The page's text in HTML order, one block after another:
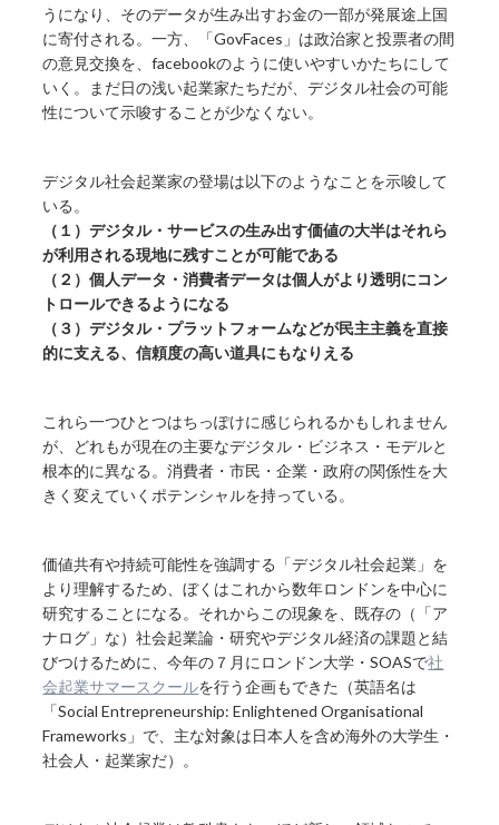
うになり、そのデータが生み出すお金の一部が発展途上国
に寄付される。一方、「GovFaces」は政治家と投票者の間
の意見交換を、facebookのように使いやすいかたちにして
いく。まだ日の浅い起業家たちだが、デジタル社会の可能
性について示唆することが少なくない。
デジタル社会起業家の登場は以下のようなことを示唆して
いる。
（１）デジタル・サービスの生み出す価値の大半はそれら
が利用される現地に残すことが可能である
（２）個人データ・消費者データは個人がより透明にコン
トロールできるようになる
（３）デジタル・プラットフォームなどが民主主義を直接
的に支える、信頼度の高い道具にもなりえる
これら一つひとつはちっぽけに感じられるかもしれません
が、どれもが現在の主要なデジタル・ビジネス・モデルと
根本的に異なる。消費者・市民・企業・政府の関係性を大
きく変えていくポテンシャルを持っている。
価値共有や持続可能性を強調する「デジタル社会起業」を
より理解するため、ぼくはこれから数年ロンドンを中心に
研究することになる。それからこの現象を、既存の（「ア
ナログ」な）社会起業論・研究やデジタル経済の課題と結
びつけるために、今年の７月にロンドン大学・SOASで社
会起業サマースクールを行う企画もできた（英語名は
「Social Entrepreneurship: Enlightened Organisational
Frameworks」で、主な対象は日本人を含め海外の大学生・
社会人・起業家だ）。